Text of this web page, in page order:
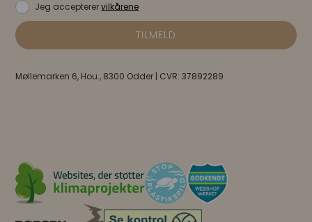
Jeg accepterervilkårene
Møllemarken 6, Hou., 8300 Odder | CVR: 37892289